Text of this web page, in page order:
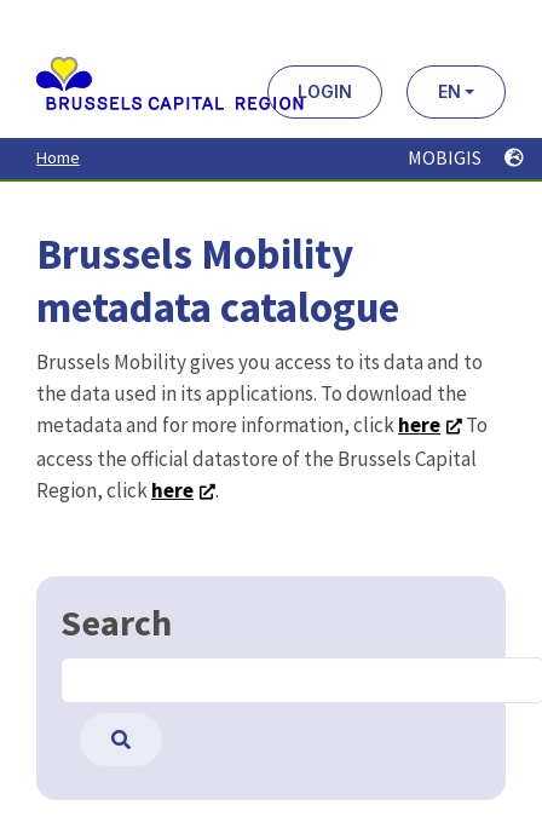
contenu
principal
LOGIN EN
Home MOBIGIS
Brussels Mobility
metadata catalogue
Brussels Mobility gives you access to its data and to
the data used in its applications. To download the
metadata and for more information, clickhere
To
access the official datastore of the Brussels Capital
Region, clickhere .
Search